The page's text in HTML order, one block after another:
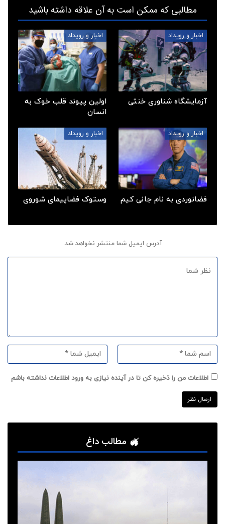
مطالبی که ممکن است به آن علاقه داشته باشید
اخبار و رویداد
آزمایشگاه شناوری خنثی
اخبار و رویداد
اولین پیوند قلب خوک به
انسان
اخبار و رویداد
فضانوردی به نام جانی کیم
اخبار و رویداد
وستوک فضاپیمای شوروی
آدرس ایمیل شما منتشر نخواهد شد.
اطلاعات من را ذخیره کن تا در آینده نیازی به ورود اطلاعات نداشته باشم
مطالب داغ